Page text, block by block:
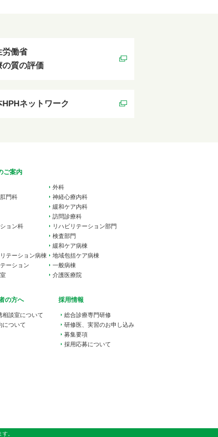
労働省
の質の評価
HPHネットワーク
ご案内
外科
門科
神経心療内科
緩和ケア内科
訪問診療科
ョン科
リハビリテーション部門
検査部門
緩和ケア病棟
テーション病棟
地域包括ケア病棟
ーション
一般病棟
介護医療院
の方へ
相談室について
について
採用情報
総合診療専門研修
研修医、実習のお申し込み
募集要項
採用応募について
。